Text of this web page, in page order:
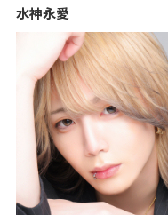
水神永愛